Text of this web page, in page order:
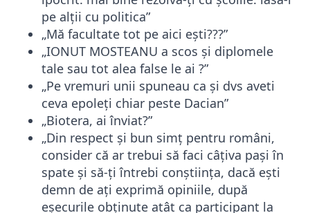
pe alții cu politica”
„Mă facultate tot pe aici ești???”
„IONUT MOSTEANU a scos și diplomele
tale sau tot alea false le ai ?”
„Pe vremuri unii spuneau ca și dvs aveti
ceva epoleți chiar peste Dacian”
„Biotera, ai înviat?”
„Din respect și bun simț pentru români,
consider că ar trebui să faci câțiva pași în
spate și să-ți întrebi conștiința, dacă ești
demn de ați exprimă opiniile, după
eșecurile obținute atât ca participant la